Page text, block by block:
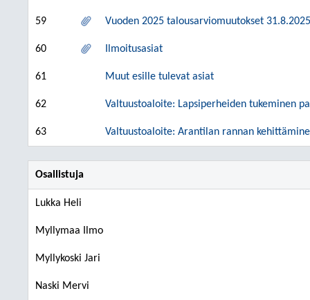
59 Vuoden 2025 talousarviomuutokset
60 Ilmoitusasiat
61 Muut esille tulevat asiat
62 Valtuustoaloite: Lapsiperheiden tukeminen
63 Valtuustoaloite: Arantilan rannan
Osallistuja
Lukka Heli
Myllymaa Ilmo
Myllykoski Jari
Naski Mervi